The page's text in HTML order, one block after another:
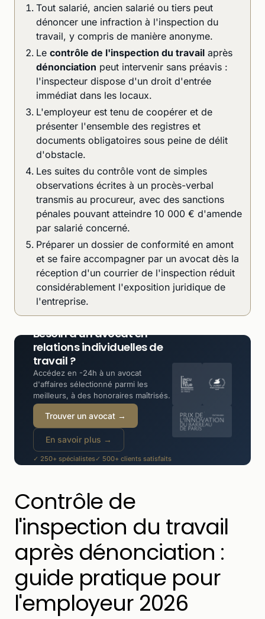
Tout salarié, ancien salarié ou tiers peut
dénoncer une infraction à l'inspection du
travail, y compris de manière anonyme.
Le contrôle de l'inspection du travail après
dénonciation peut intervenir sans préavis :
l'inspecteur dispose d'un droit d'entrée
immédiat dans les locaux.
L'employeur est tenu de coopérer et de
présenter l'ensemble des registres et
documents obligatoires sous peine de délit
d'obstacle.
Les suites du contrôle vont de simples
observations écrites à un procès-verbal
transmis au procureur, avec des sanctions
pénales pouvant atteindre 10 000 € d'amende
par salarié concerné.
Préparer un dossier de conformité en amont
et se faire accompagner par un avocat dès la
réception d'un courrier de l'inspection réduit
considérablement l'exposition juridique de
l'entreprise.
Besoin d'un avocat en
relations individuelles de
travail ?
Accédez en -24h à un avocat
d'affaires sélectionné parmi les
meilleurs, à des honoraires maîtrisés.
Trouver un avocat →
En savoir plus →
✓ 250+ spécialistes✓ 500+ clients satisfaits
Contrôle de
l'inspection du travail
après dénonciation :
guide pratique pour
l'employeur 2026